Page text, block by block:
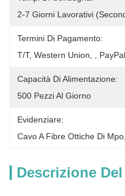
2-7 Giorni Lavorativi
Termini Di Pagamento:
T/T, Western Union, , PayPal
Capacità Di Alimentazione:
500 Pezzi Al Giorno
Evidenziare:
Cavo A Fibre Ottiche Di Mpo
Descrizione